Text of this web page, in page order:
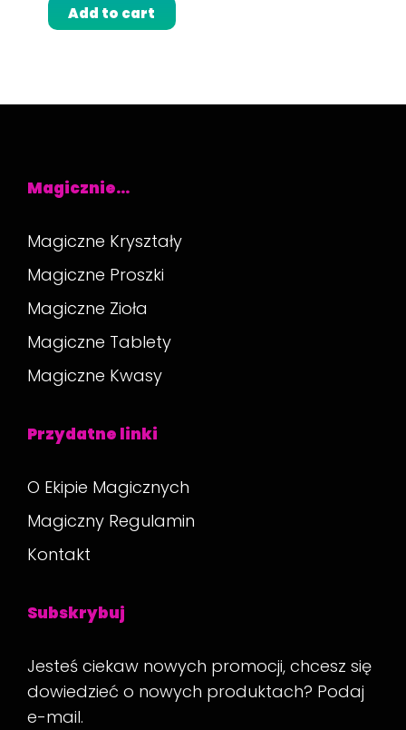
Add to cart
Magicznie…
Magiczne Kryształy
Magiczne Proszki
Magiczne Zioła
Magiczne Tablety
Magiczne Kwasy
Przydatne linki
O Ekipie Magicznych
Magiczny Regulamin
Kontakt
Subskrybuj
Jesteś ciekaw nowych promocji, chcesz się
dowiedzieć o nowych produktach? Podaj
e-mail.